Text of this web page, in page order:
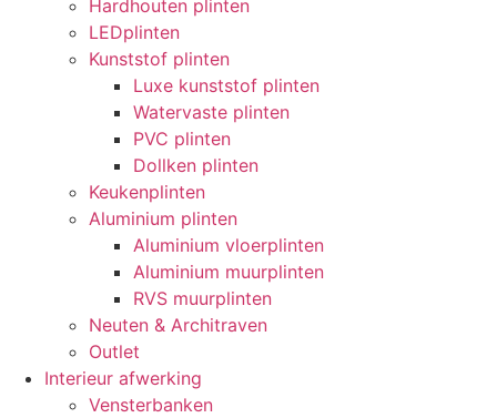
Hardhouten plinten
LEDplinten
Kunststof plinten
Luxe kunststof plinten
Watervaste plinten
PVC plinten
Dollken plinten
Keukenplinten
Aluminium plinten
Aluminium vloerplinten
Aluminium muurplinten
RVS muurplinten
Neuten & Architraven
Outlet
Interieur afwerking
Vensterbanken